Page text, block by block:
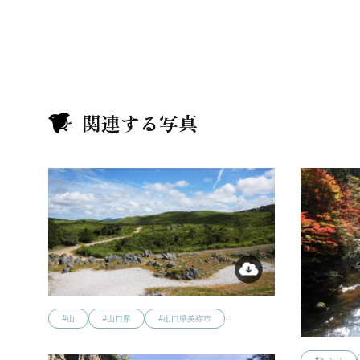
関連する写真
#山 #山口県 #山口県美祢市 …